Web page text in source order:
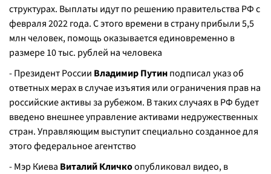
структурах. Выплаты идут по решению правительства РФ с
февраля 2022 года. С этого времени в страну прибыли 5,5
млн человек, помощь оказывается единовременно в
размере 10 тыс. рублей на человека
- Президент России Владимир Путинподписал указ об
ответных мерах в случае изъятия или ограничения прав на
российские активы за рубежом. В таких случаях в РФ будет
введено внешнее управление активами недружественных
стран. Управляющим выступит специально созданное для
этого федеральное агентство
- Мэр Киева Виталий Кличкоопубликовал видео, в